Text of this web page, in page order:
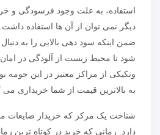
استفاده، به علت وجود فرسودگی و
دیگر نمی توان از آن ها استفاده
ضمن اینکه سود دهی بالایی را به
شود تا محیط زیست از آلودگی در
ونکیکی از مراکز معتبر در این حومه
به بالاترین قیمت از شما خریداری می
شناخت یک مرکز که خریدار ضایعات
دارد. زمانی که خرید در کوتاه ترین